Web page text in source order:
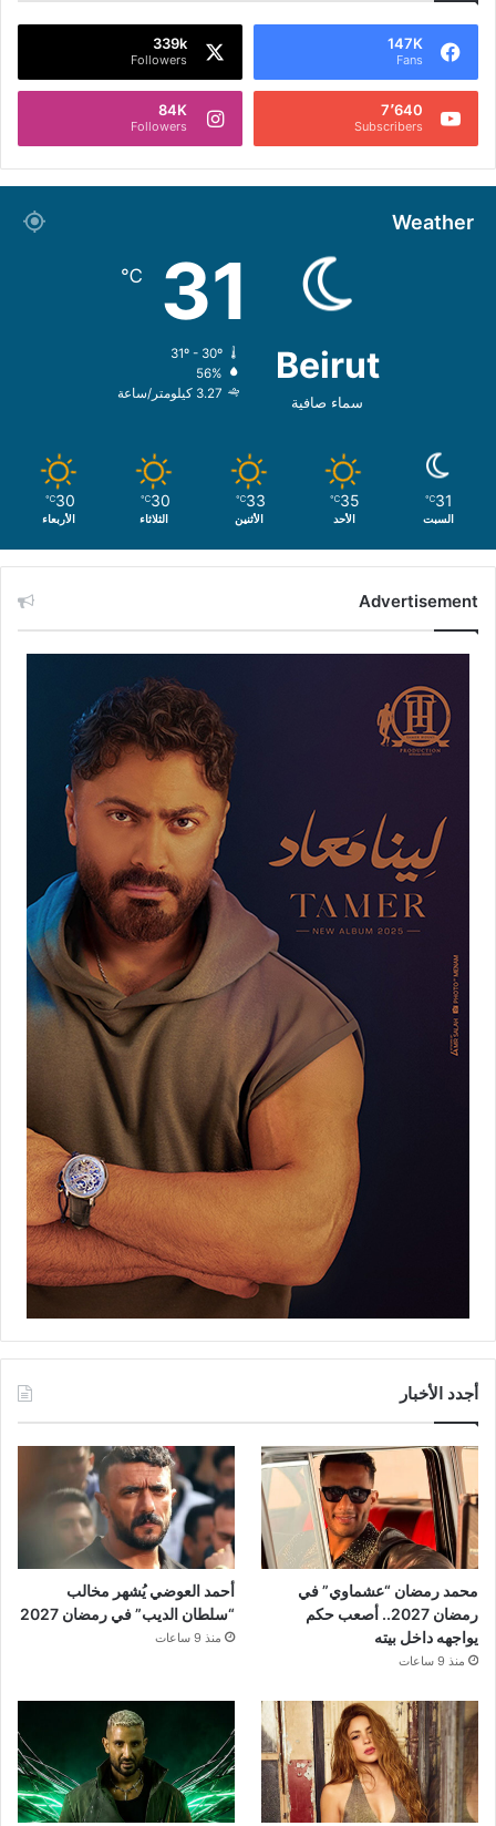
147K
Fans
339k
Followers
7٬640
Subscribers
84K
Followers
Weather
Beirut
سماء صافية
31
℃
31º - 30º
56%
3.27 كيلومتر/ساعة
31
℃
السبت
35
℃
الأحد
33
℃
الأثنين
30
℃
الثلاثاء
30
℃
الأربعاء
Advertisement
أجدد الأخبار
محمد رمضان “عشماوي” في
رمضان 2027.. أصعب حكم
يواجهه داخل بيته
منذ 9 ساعات
أحمد العوضي يُشهر مخالب
“سلطان الديب” في رمضان 2027
منذ 9 ساعات